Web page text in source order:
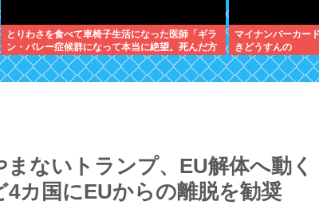
とりわさを食べて車椅子生活になった医師「ギラ
ン・バレー症候群になって本当に絶望。死んだ方
が良かったと思った」
マイナンバーカー
きどうすんの
ないトランプ、EU解体へ動く
4カ国にEUからの離脱を勧奨